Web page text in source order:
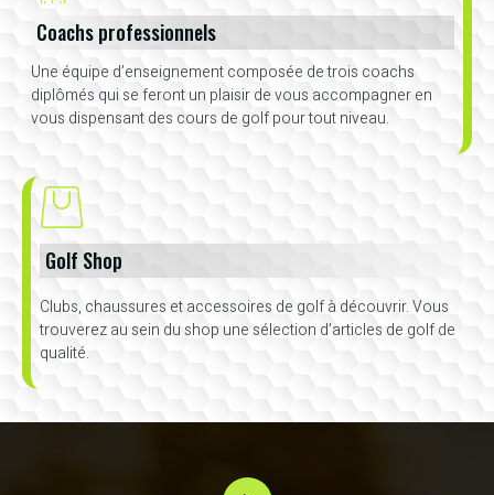
Coachs professionnels
Une équipe d’enseignement composée de trois coachs
diplômés qui se feront un plaisir de vous accompagner en
vous dispensant des cours de golf pour tout niveau.
Golf Shop
Clubs, chaussures et accessoires de golf à découvrir. Vous
trouverez au sein du shop une sélection d’articles de golf de
qualité.